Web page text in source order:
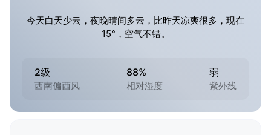
今天白天少云，夜晚晴间多云，比昨天凉爽很多，现在
15°，空气不错。
2级
西南偏西风
88%
相对湿度
弱
紫外线